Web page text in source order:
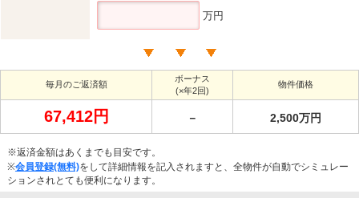
万円
毎月のご返済額
ボーナス
(×年2回)
物件価格
67,412円 － 2,500万円
※返済金額はあくまでも目安です。
※会員登録(無料)をして詳細情報を記入されますと、全物件が自動でシミュレー
ションされとても便利になります。